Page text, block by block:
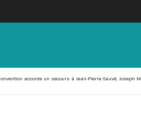
accorde un secours à Jean-Pierre Sauvé, Joseph